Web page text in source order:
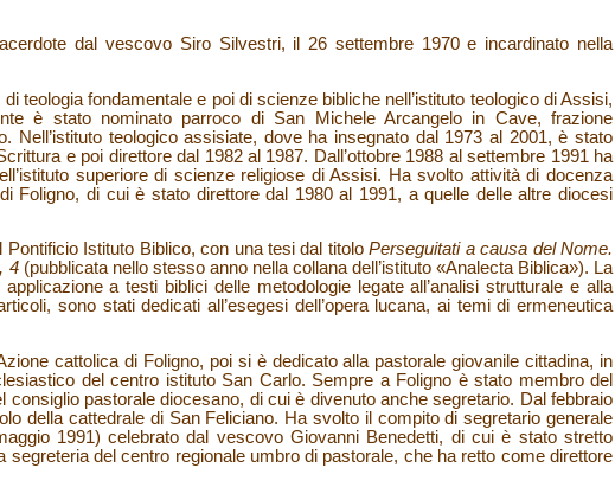
dal vescovo Siro Silvestri, il 26 settembre 1970 e incardinato nella
di teologia fondamentale e poi di scienze bibliche nell’istituto teologico di Assisi,
è stato nominato parroco di San Michele Arcangelo in Cave, frazione
Nell’istituto teologico assisiate, dove ha insegnato dal 1973 al 2001, è stato
e poi direttore dal 1982 al 1987. Dall’ottobre 1988 al settembre 1991 ha
superiore di scienze religiose di Assisi. Ha svolto attività di docenza
Foligno, di cui è stato direttore dal 1980 al 1991, a quelle delle altre diocesi
Pontificio Istituto Biblico, con una tesi dal titoloPerseguitati a causa del Nome.
4 (pubblicata nello stesso anno nella collana dell’istituto «Analecta Biblica»). La
a testi biblici delle metodologie legate all’analisi strutturale e alla
sono stati dedicati all’esegesi dell’opera lucana, ai temi di ermeneutica
cattolica di Foligno, poi si è dedicato alla pastorale giovanile cittadina, in
del centro istituto San Carlo. Sempre a Foligno è stato membro del
pastorale diocesano, di cui è divenuto anche segretario. Dal febbraio
della cattedrale di San Feliciano. Ha svolto il compito di segretario generale
1991) celebrato dal vescovo Giovanni Benedetti, di cui è stato stretto
del centro regionale umbro di pastorale, che ha retto come direttore